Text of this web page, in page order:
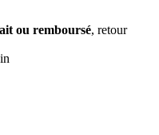
ou remboursé, retour